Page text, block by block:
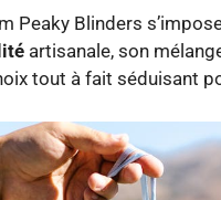
Peaky Blinders
artisanale, son
tout à fait séduisant